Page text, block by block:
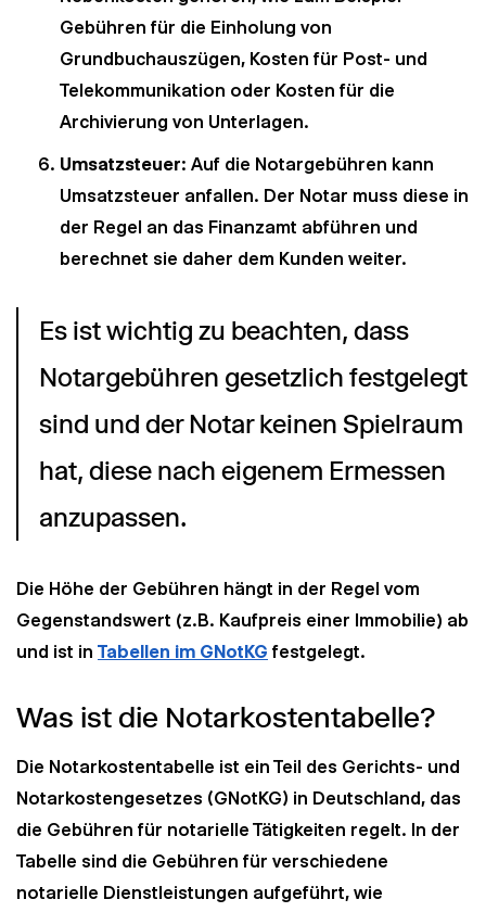
Gebühren für die Einholung von
Grundbuchauszügen, Kosten für Post- und
Telekommunikation oder Kosten für die
Archivierung von Unterlagen.
Umsatzsteuer: Auf die Notargebühren kann
Umsatzsteuer anfallen. Der Notar muss diese in
der Regel an das Finanzamt abführen und
berechnet sie daher dem Kunden weiter.
Es ist wichtig zu beachten, dass
Notargebühren gesetzlich festgelegt
sind und der Notar keinen Spielraum
hat, diese nach eigenem Ermessen
anzupassen.
Die Höhe der Gebühren hängt in der Regel vom
Gegenstandswert (z.B. Kaufpreis einer Immobilie) ab
und ist in Tabellen im GNotKG festgelegt.
Was ist die Notarkostentabelle?
Die Notarkostentabelle ist ein Teil des Gerichts- und
Notarkostengesetzes (GNotKG) in Deutschland, das
die Gebühren für notarielle Tätigkeiten regelt. In der
Tabelle sind die Gebühren für verschiedene
notarielle Dienstleistungen aufgeführt, wie